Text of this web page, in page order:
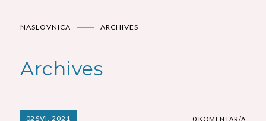
NASLOVNICA ARCHIVES
Archives
02 SVI, 2021 0 KOMENTAR/A